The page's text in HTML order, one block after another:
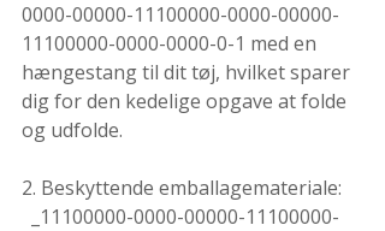
0000-00000-11100000-0000-00000-
11100000-0000-0000-0-1 med en
hængestang til dit tøj, hvilket sparer
dig for den kedelige opgave at folde
og udfolde.
2. Beskyttende emballagemateriale:
_11100000-0000-00000-11100000-